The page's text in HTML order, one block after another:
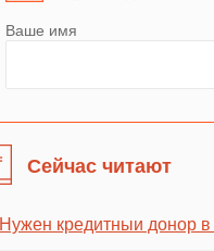
Ваше имя
Сейчас читают
Нужен кредитныи донор